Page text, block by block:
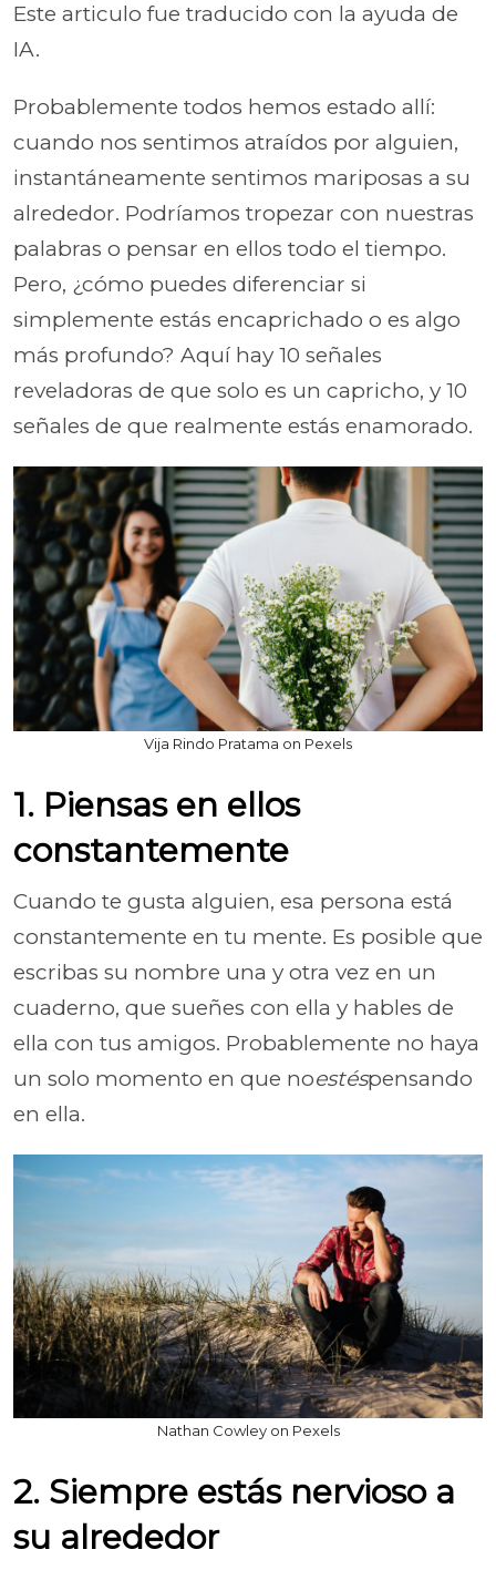
Este articulo fue traducido con la ayuda de
IA.
Probablemente todos hemos estado allí:
cuando nos sentimos atraídos por alguien,
instantáneamente sentimos mariposas a su
alrededor. Podríamos tropezar con nuestras
palabras o pensar en ellos todo el tiempo.
Pero, ¿cómo puedes diferenciar si
simplemente estás encaprichado o es algo
más profundo? Aquí hay 10 señales
reveladoras de que solo es un capricho, y 10
señales de que realmente estás enamorado.
Vija Rindo Pratama on Pexels
1. Piensas en ellos
constantemente
Cuando te gusta alguien, esa persona está
constantemente en tu mente. Es posible que
escribas su nombre una y otra vez en un
cuaderno, que sueñes con ella y hables de
ella con tus amigos. Probablemente no haya
un solo momento en que noestéspensando
en ella.
Nathan Cowley on Pexels
2. Siempre estás nervioso a
su alrededor